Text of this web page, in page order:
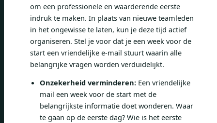
om een ​​professionele en waarderende eerste
indruk te maken. In plaats van nieuwe teamleden
in het ongewisse te laten, kun je deze tijd actief
organiseren. Stel je voor dat je een week voor de
start een vriendelijke e-mail stuurt waarin alle
belangrijke vragen worden verduidelijkt.
Onzekerheid verminderen: Een vriendelijke
mail een week voor de start met de
belangrijkste informatie doet wonderen. Waar
te gaan op de eerste dag? Wie is het eerste